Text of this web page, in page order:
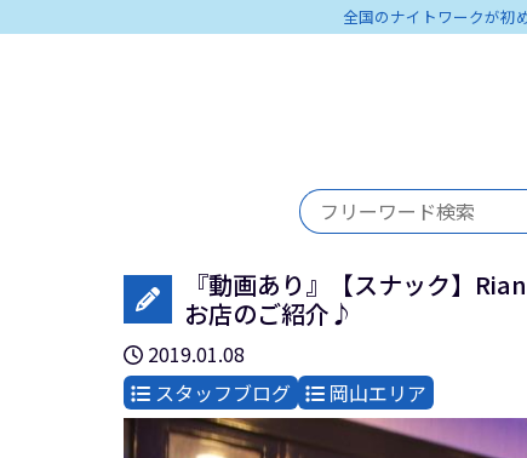
全国のナイトワークが初
『動画あり』【スナック】
お店のご紹介♪
2019.01.08
スタッフブログ
岡山エリア